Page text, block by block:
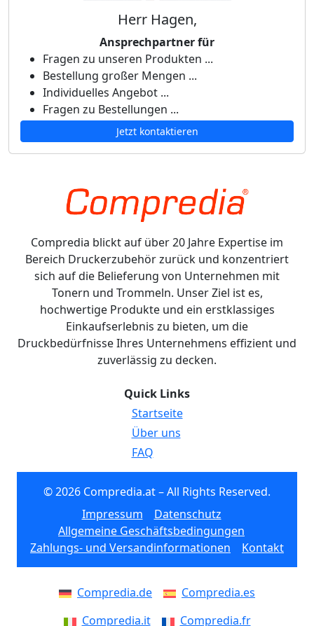
Herr Hagen,
Ansprechpartner für
Fragen zu unseren Produkten ...
Bestellung großer Mengen ...
Individuelles Angebot ...
Fragen zu Bestellungen ...
Jetzt kontaktieren
Compredia blickt auf über 20 Jahre Expertise im
Bereich Druckerzubehör zurück und konzentriert
sich auf die Belieferung von Unternehmen mit
Tonern und Trommeln. Unser Ziel ist es,
hochwertige Produkte und ein erstklassiges
Einkaufserlebnis zu bieten, um die
Druckbedürfnisse Ihres Unternehmens effizient und
zuverlässig zu decken.
Quick Links
Startseite
Über uns
FAQ
© 2026 Compredia.at – All Rights Reserved.
Impressum
Datenschutz
Allgemeine Geschäftsbedingungen
Zahlungs- und Versandinformationen
Kontakt
Compredia.de
Compredia.es
Compredia.it
Compredia.fr